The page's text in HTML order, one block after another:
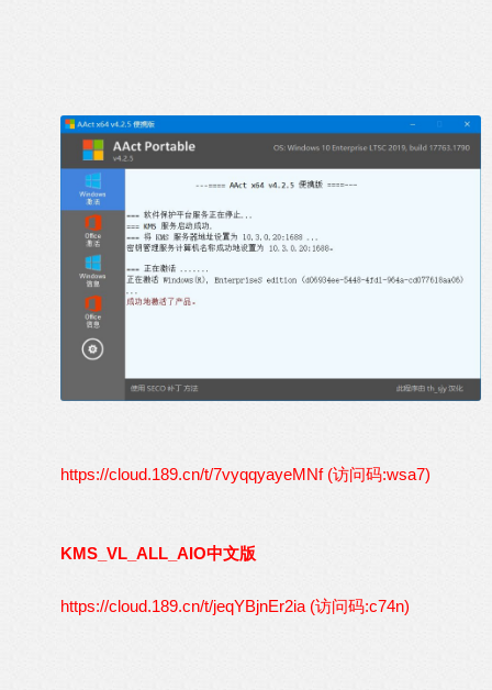
https://cloud.189.cn/t/7vyqqyayeMNf (访问码:wsa7)
KMS_VL_ALL_AIO中文版
https://cloud.189.cn/t/jeqYBjnEr2ia (访问码:c74n)